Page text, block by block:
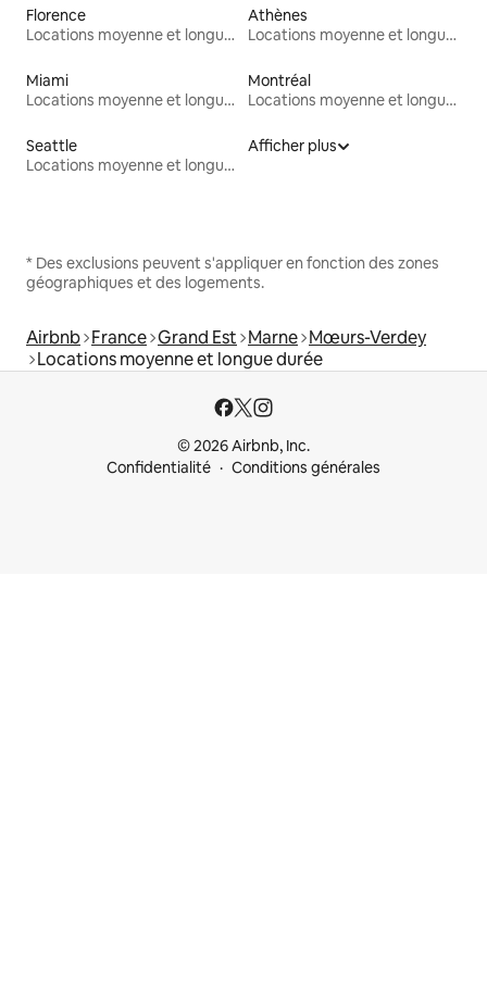
Florence
Locations moyenne et longue durée
Athènes
Locations moyenne et longue durée
Miami
Locations moyenne et longue durée
Montréal
Locations moyenne et longue durée
Seattle
Locations moyenne et longue durée
Afficher plus
* Des exclusions peuvent s'appliquer en fonction des zones
géographiques et des logements.
Airbnb France Grand Est Marne Mœurs-Verdey
Locations moyenne et longue durée
© 2026 Airbnb, Inc.
Confidentialité
Conditions générales